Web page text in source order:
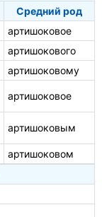
Средний род
артишоковое
артишокового
артишоковому
артишоковое
артишоковым
артишоковом